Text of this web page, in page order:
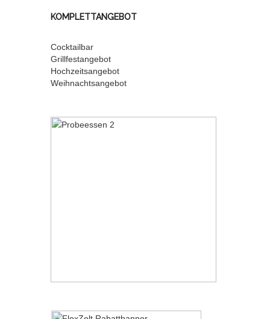
KOMPLETTANGEBOT
Cocktailbar
Grillfestangebot
Hochzeitsangebot
Weihnachtsangebot